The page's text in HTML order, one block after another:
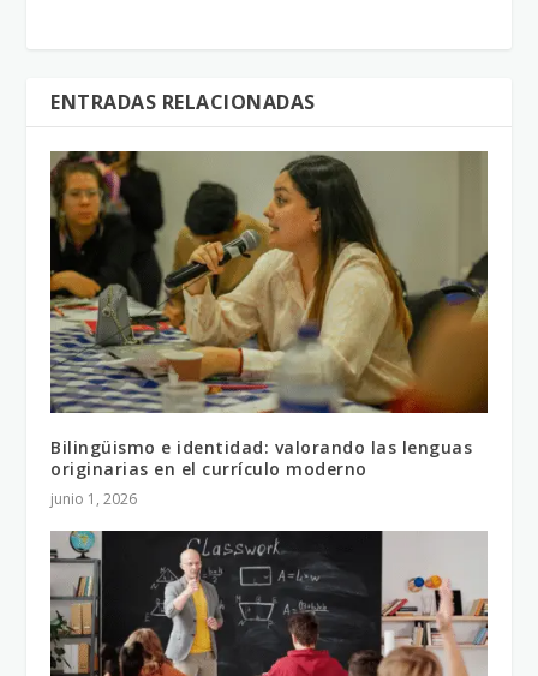
ENTRADAS RELACIONADAS
Bilingüismo e identidad: valorando las lenguas
originarias en el currículo moderno
junio 1, 2026